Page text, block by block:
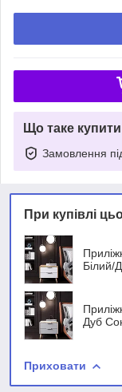
Що таке
Замовлення
При купівлі
Білий/
Дуб
Приховати